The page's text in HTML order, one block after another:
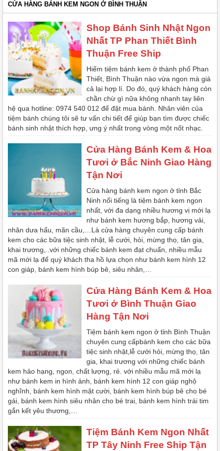
CỬA HÀNG BÁNH KEM NGON Ở BÌNH THUẬN
Shop Bánh Sinh Nhật Ngon
Nhất TP Phan Thiết Bình
Thuận Free Ship
Hiếm tiệm bánh kem ở thành phố Phan
Thiết, Bình Thuận nào vừa ngon mà giá
cả lại hợp lí. Do đó, quý khách hàng còn
chần chừ gì nữa không nhanh tay liên
hệ qua hotline: 0974 540 012 để đặt mua bánh. Nhân viên của
tiệm bánh chúng tôi sẽ tư vấn chi tiết để giúp bạn tìm được chiếc
bánh sinh nhật thích hợp, ưng ý nhất trong vòng một nốt nhạc.
Cửa Hàng Bánh Kem & Hoa
Tươi ở Bắc Ninh Giao Hàng
Tận Nơi
Cửa hàng bánh kem ngon ở tỉnh Bắc
Ninh nổi tiếng là tiệm bánh kem ngon
nhất, với đa dạng nhiều hương vị mới lạ
như bánh kem hương bắp, hương vải,
nhân dưa hấu, mãn cầu,…Là cửa hàng chuyên cung cấp bánh
kem cho các bữa tiệc sinh nhật, lễ cưới, hỏi, mừng thọ, tân gia,
khai trương,..với những chiếc bánh kem đạt chuẩn, nhiều mẫu
mã mới lạ để quý khách tha hồ lựa chọn như bánh kem hình 12
con giáp, bánh kem hình búp bê, siêu nhân,…
Cửa Hàng Bánh Kem & Hoa
Tươi ở Bình Thuận Giao
Hàng Tận Nơi
Tiệm bánh kem ngon ở tỉnh Bình Thuận
chuyên cung cấpbánh kem cho các bữa
tiệc sinh nhật,lễ cưới hỏi, mừng thọ, tân
gia, khai trương với những chiếc bánh
kem hảo hạng, ngon, chất lượng, rẻ. với nhiều mẫu mã mới lạ
như bánh kem in hình ảnh, bánh kem hình 12 con giáp nghộ
nghĩnh, bánh kem hình mặt cười, bánh kem hình búp bê cho bé
gái, bánh kem hình siêu nhân cho bé trai, bánh kem hình trái tim
gắn kết yêu thương,…
Tiệm Bánh Kem Ngon Nhất
TP Tây Ninh Free Ship Tận